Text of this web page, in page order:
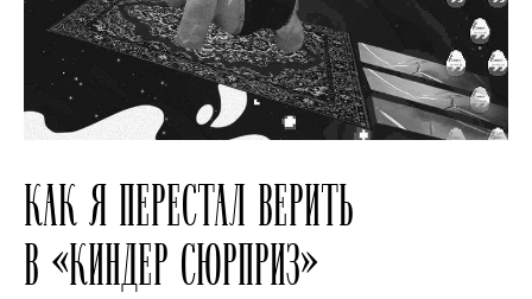
КАК Я ПЕРЕСТАЛ ВЕРИТЬ
В «КИНДЕР СЮРПРИЗ»